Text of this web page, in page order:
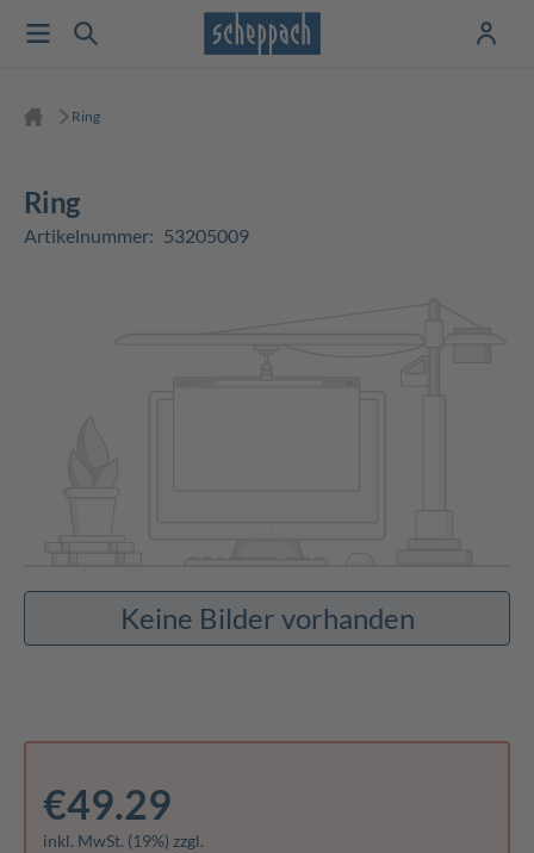
Ring
Ring
Artikelnummer: 53205009
Keine Bilder vorhanden
€49.29
inkl. MwSt. (19%) zzgl.